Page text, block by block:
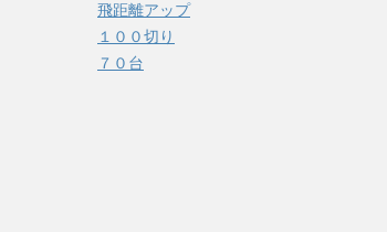
飛距離アップ
１００切り
７０台